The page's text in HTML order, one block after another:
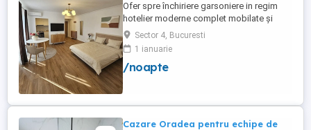
Ofer spre închiriere garsoniere in regim
hotelier moderne complet mobilate și
utilate situate în Sector 4 Strada
Poștalionului ,Zona Grand Arena,bloc nou
cu parcare privata inclusa. Ideale pentru
sejururi scurte, călătorii de afaceri sau
Sector 4, Bucuresti
1 ianuarie
/noapte
Cazare Oradea pentru echipe de